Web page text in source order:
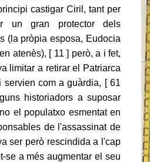
castigar Ciril, tant per
un gran protector dels
(la pròpia esposa, Eudocia
atenès), [ 11 ] però, a i fet,
limitar a retirar el Patriarca
com a guàrdia, [ 61
historiadors a suposar
el populatxo esmentat en
de l'assassinat de
ser però rescindida a l'cap
se a més augmentar el seu